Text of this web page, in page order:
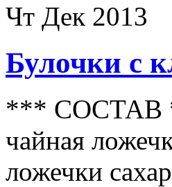
Чт Дек 2013
Булочки с
*** СОСТАВ
чайная
ложечки